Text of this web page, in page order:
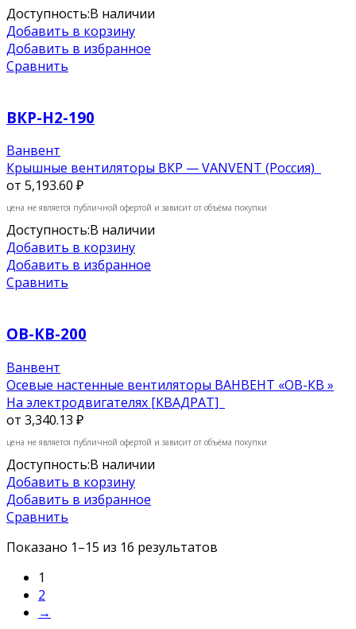
Доступность:В наличии
Добавить в корзину
Добавить в избранное
Сравнить
ВКР-Н2-190
Ванвент
Крышные вентиляторы ВКР — VANVENT (Россия)
от 5,193.60 ₽
цена не является публичной офертой и зависит от объёма покупки
Доступность:В наличии
Добавить в корзину
Добавить в избранное
Сравнить
ОВ-КВ-200
Ванвент
Осевые настенные вентиляторы ВАНВЕНТ «ОВ-КВ »
На электродвигателях [КВАДРАТ]
от 3,340.13 ₽
цена не является публичной офертой и зависит от объёма покупки
Доступность:В наличии
Добавить в корзину
Добавить в избранное
Сравнить
Показано 1–15 из 16 результатов
1
2
→